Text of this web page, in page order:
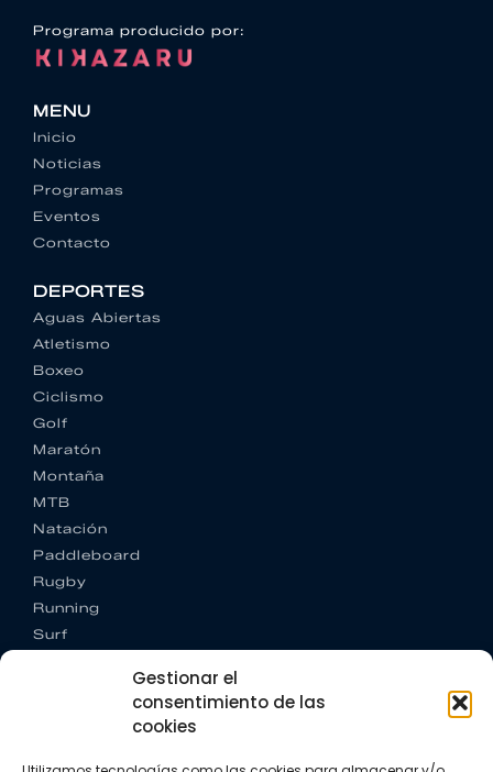
Gestionar el
consentimiento de las
cookies
Programa producido por:
MENU
Inicio
Noticias
Programas
Eventos
Contacto
DEPORTES
Aguas Abiertas
Atletismo
Boxeo
Ciclismo
Golf
Maratón
Montaña
MTB
Natación
Paddleboard
Rugby
Running
Surf
CONTACTO